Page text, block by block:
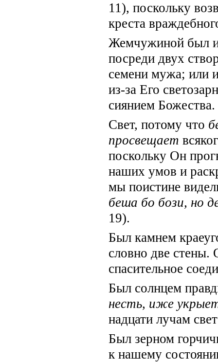
11), поскольку
креста
Жемчужиной был
посреди двух
семени мужа; или
из-за Его
сиянием Божества.
Свет, потому что
просвещает
поскольку Он
наших умов и
мы поистине
беша бо бози, но
19).
Был камнем
словно две стены.
спасительное
Был солнцем
несть, иже
надцати лучам
Был зерном
к нашему